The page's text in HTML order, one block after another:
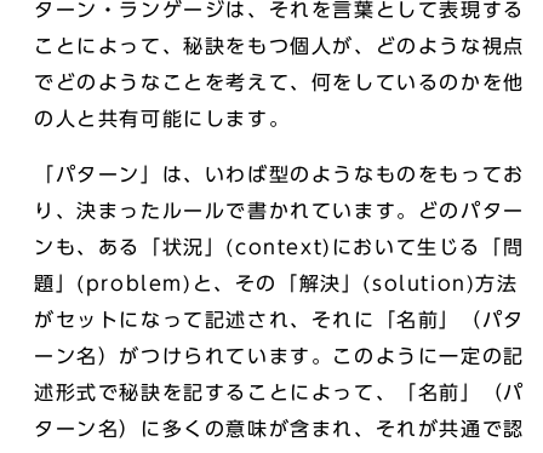
ターン・ランゲージは、それを言葉として表現する
ことによって、秘訣をもつ個人が、どのような視点
でどのようなことを考えて、何をしているのかを他
の人と共有可能にします。
「パターン」は、いわば型のようなものをもってお
り、決まったルールで書かれています。どのパター
ンも、ある「状況」(context)において生じる「問
題」(problem)と、その「解決」(solution)方法
がセットになって記述され、それに「名前」（パタ
ーン名）がつけられています。このように一定の記
述形式で秘訣を記することによって、「名前」（パ
ターン名）に多くの意味が含まれ、それが共通で認